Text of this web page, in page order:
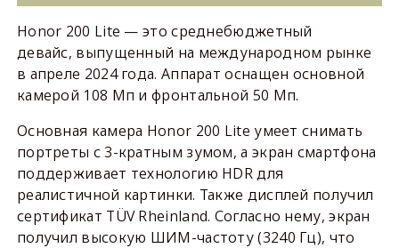
Honor 200 Lite — это среднебюджетный
девайс, выпущенный на международном рынке
в апреле 2024 года. Аппарат оснащен основной
камерой 108 Мп и фронтальной 50 Мп.
Основная камера Honor 200 Lite умеет снимать
портреты с 3-кратным зумом, а экран смартфона
поддерживает технологию HDR для
реалистичной картинки. Также дисплей получил
сертификат TÜV Rheinland. Согласно нему, экран
получил высокую ШИМ-частоту (3240 Гц), что